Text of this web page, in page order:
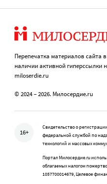
Перепечатка материалов сайта
наличии активной гиперссылки
miloserdie.ru
© 2024 – 2026. Милосердие.ru
16+
Свидетельство о
федеральной службой по
технологий и массовых
Портал Милосердие.ru
облагаемых налогом
1057700014679, Целевое